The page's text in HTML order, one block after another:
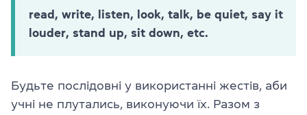
read, write, listen, look, talk, be quiet, say it
louder, stand up, sit down, etc.
Будьте послідовні у використанні жестів, аби
учні не плутались, виконуючи їх. Разом з